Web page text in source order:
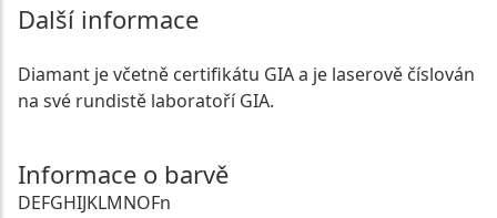
Další informace
Diamant je včetně certifikátu GIA a je laserově číslován
na své rundistě laboratoří GIA.
Informace o barvě
DEFGHIJKLMNOFn